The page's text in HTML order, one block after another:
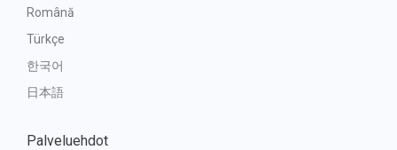
Română
Türkçe
한국어
日本語
Palveluehdot